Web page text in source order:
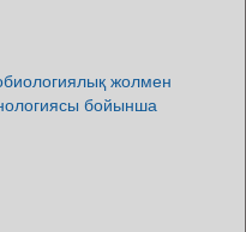
жолмен
бойынша